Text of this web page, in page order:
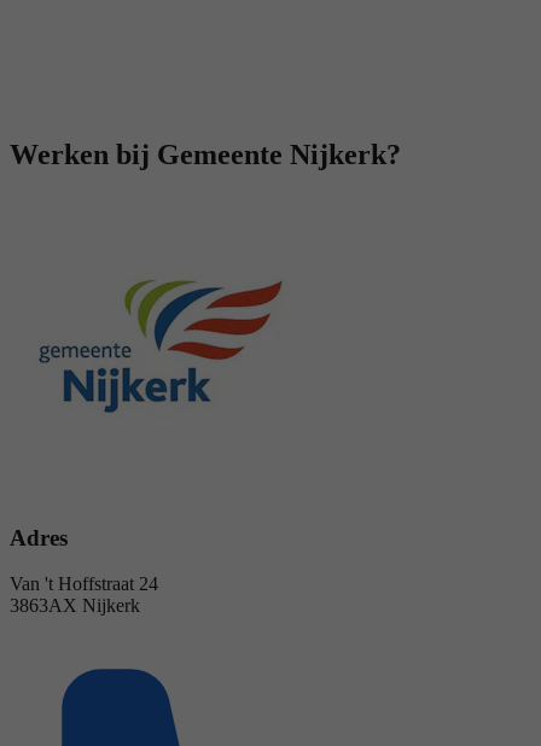
Werken bij Gemeente Nijkerk?
Adres
Van 't Hoffstraat 24
3863AX Nijkerk